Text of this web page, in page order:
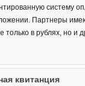
систему
Партнеры
в рублях, но и
квитанция